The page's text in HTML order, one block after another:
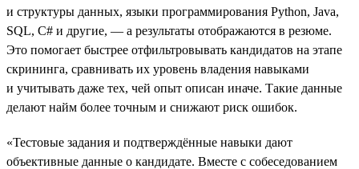
и структуры данных, языки программирования Python, Java,
SQL, C# и другие, — а результаты отображаются в резюме.
Это помогает быстрее отфильтровывать кандидатов на этапе
скрининга, сравнивать их уровень владения навыками
и учитывать даже тех, чей опыт описан иначе. Такие данные
делают найм более точным и снижают риск ошибок.
«Тестовые задания и подтверждённые навыки дают
объективные данные о кандидате. Вместе с собеседованием